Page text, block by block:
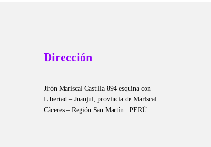
Dirección
Jirón Mariscal Castilla 894 esquina con
Libertad – Juanjuí, provincia de Mariscal
Cáceres – Región San Martín . PERÚ.